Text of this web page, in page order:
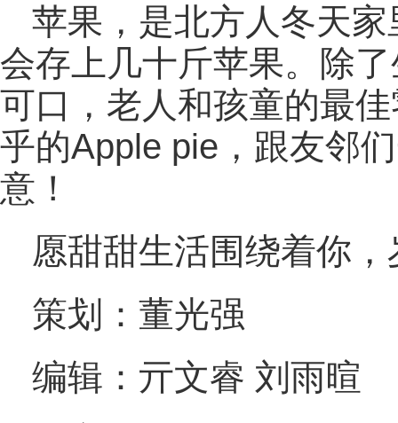
苹果，是北方人冬天家
会存上几十斤苹果。除
可口，老人和孩童的最
乎的Apple pie，跟友邻
意！
愿甜甜生活围绕着你
策划：董光强
编辑：亓文睿 刘雨暄